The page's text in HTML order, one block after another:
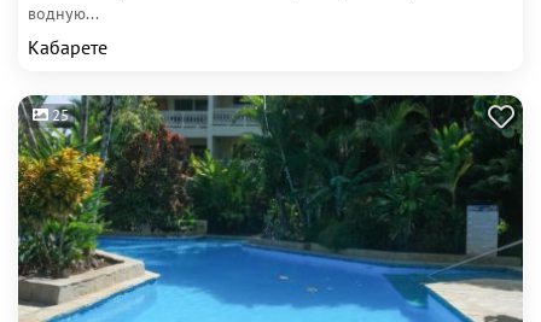
водную...
Кабарете
25